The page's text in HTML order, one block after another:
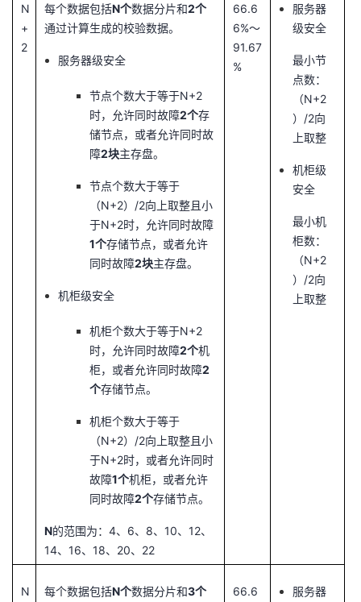
N
+
2
每个数据包括N个数据分片和2个
通过计算生成的校验数据。
服务器级安全
节点个数大于等于N+2
时，允许同时故障2个存
储节点，或者允许同时故
障2块主存盘。
节点个数大于等于
（N+2）/2向上取整且小
于N+2时，允许同时故障
1个存储节点，或者允许
同时故障2块主存盘。
机柜级安全
机柜个数大于等于N+2
时，允许同时故障2个机
柜，或者允许同时故障2
个存储节点。
机柜个数大于等于
（N+2）/2向上取整且小
于N+2时，或者允许同时
故障1个机柜，或者允许
同时故障2个存储节点。
N的范围为：4、6、8、10、12、
14、16、18、20、22
66.6
6%～
91.67
%
服务器
级安全
最小节
点数：
（N+2
）/2向
上取整
机柜级
安全
最小机
柜数：
（N+2
）/2向
上取整
N
每个数据包括N个数据分片和3个
66.6
服务器